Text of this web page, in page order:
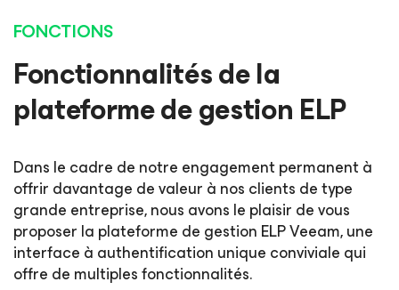
FONCTIONS
Fonctionnalités de la
plateforme de gestion ELP
Dans le cadre de notre engagement permanent à
offrir davantage de valeur à nos clients de type
grande entreprise, nous avons le plaisir de vous
proposer la plateforme de gestion ELP Veeam, une
interface à authentification unique conviviale qui
offre de multiples fonctionnalités.